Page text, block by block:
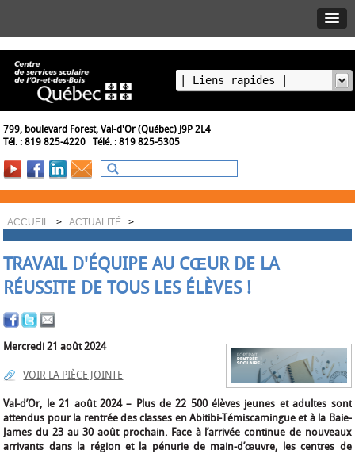
799, boulevard Forest, Val-d'Or (Québec) J9P 2L4
Tél. : 819 825-4220 Télé. : 819 825-5305
ACCUEIL > ACTUALITÉ>
TRAVAIL D'ÉQUIPE AU CŒUR DE LA
RÉUSSITE DE TOUS LES ÉLÈVES !
Mercredi 21 août 2024
VOIR LA PIÈCE JOINTE
Val-d’Or, le 21 août 2024 – Plus de 22 500 élèves jeunes et adultes sont
attendus pour la rentrée des classes en Abitibi-Témiscamingue et à la Baie-
James du 23 au 30 août prochain. Face à l’arrivée continue de nouveaux
arrivants dans la région et la pénurie de main-d’œuvre, les centres de